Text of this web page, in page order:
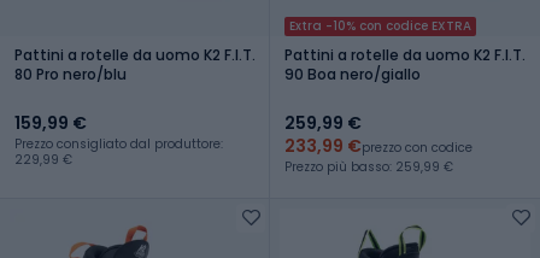
Pattini a rotelle da uomo K2 F.I.T.
80 Pro nero/blu
159,99 €
Prezzo consigliato dal produttore:
229,99 €
Extra -10% con codice EXTRA
Pattini a rotelle da uomo K2 F.I.T.
90 Boa nero/giallo
259,99 €
233,99 €prezzo con codice
Prezzo più basso: 259,99 €